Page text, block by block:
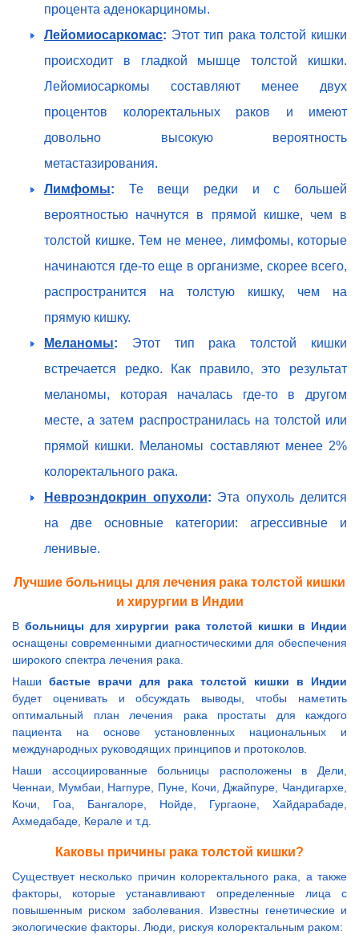
процента аденокарциномы.
Лейомиосаркомас: Этот тип рака толстой кишки
происходит в гладкой мышце толстой кишки.
Лейомиосаркомы составляют менее двух
процентов колоректальных раков и имеют
довольно высокую вероятность
метастазирования.
Лимфомы: Те вещи редки и с большей
вероятностью начнутся в прямой кишке, чем в
толстой кишке. Тем не менее, лимфомы, которые
начинаются где-то еще в организме, скорее всего,
распространится на толстую кишку, чем на
прямую кишку.
Меланомы: Этот тип рака толстой кишки
встречается редко. Как правило, это результат
меланомы, которая началась где-то в другом
месте, а затем распространилась на толстой или
прямой кишки. Меланомы составляют менее 2%
колоректального рака.
Невроэндокрин опухоли: Эта опухоль делится
на две основные категории: агрессивные и
ленивые.
Лучшие больницы для лечения рака толстой кишки
и хирургии в Индии
В больницы для хирургии рака толстой кишки в Индии
оснащены современными диагностическими для обеспечения
широкого спектра лечения рака.
Наши бастые врачи для рака толстой кишки в Индии
будет оценивать и обсуждать выводы, чтобы наметить
оптимальный план лечения рака простаты для каждого
пациента на основе установленных национальных и
международных руководящих принципов и протоколов.
Наши ассоциированные больницы расположены в Дели,
Ченнаи, Мумбаи, Нагпуре, Пуне, Кочи, Джайпуре, Чандигархе,
Кочи, Гоа, Бангалоре, Нойде, Гургаоне, Хайдарабаде,
Ахмедабаде, Керале и т.д.
Каковы причины рака толстой кишки?
Существует несколько причин колоректального рака, а также
факторы, которые устанавливают определенные лица с
повышенным риском заболевания. Известны генетические и
экологические факторы. Люди, рискуя колоректальным раком: